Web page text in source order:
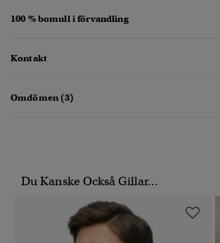
100 % bomull i förvandling
Kontakt
Omdömen (3)
Du Kanske Också Gillar...